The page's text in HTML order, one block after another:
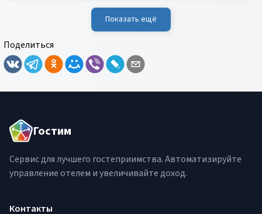
Показать ещё
Поделиться
Гостим
Сервис для лучшего гостеприимства. Автоматизируйте
управление отелем и увеличивайте доход.
Контакты